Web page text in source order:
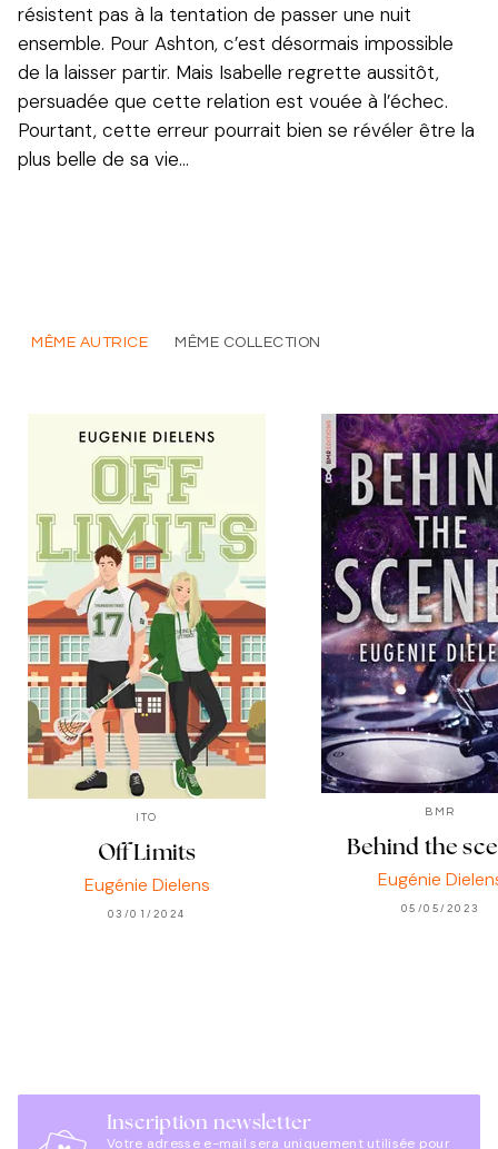
résistent pas à la tentation de passer une nuit
ensemble. Pour Ashton, c’est désormais impossible
de la laisser partir. Mais Isabelle regrette aussitôt,
persuadée que cette relation est vouée à l’échec.
Pourtant, cette erreur pourrait bien se révéler être la
plus belle de sa vie…
MÊME AUTRICE MÊME COLLECTION
ITO
Off Limits
Eugénie Dielens
03/01/2024
BMR
Behind the
Eugénie
05/05/2023
Inscription newsletter
Votre adresse e-mail sera uniquement utilisée pour